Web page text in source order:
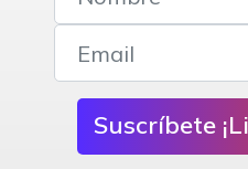
Suscríbete